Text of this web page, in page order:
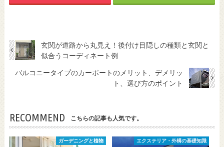
玄関が道路から丸見え！後付け目隠しの種類と玄関と
似合うコーディネート例
バルコニータイプのカーポートのメリット、デメリッ
ト、選び方のポイント
RECOMMEND こちらの記事も人気です。
ガーデニングと植物 エクステリア・外構の基礎知識